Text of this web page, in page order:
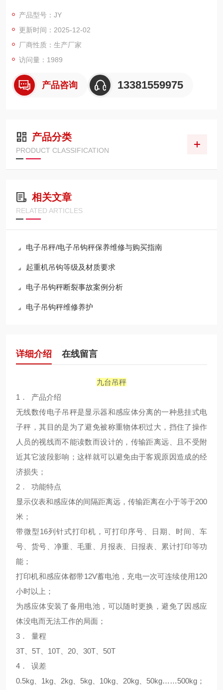
产品型号：JY
更新时间：2025-12-02
厂商性质：生产厂家
访问量：1989
产品咨询 13381559975
产品分类
PRODUCT CLASSIFICATION
相关文章
RELATED ARTICLES
电子吊秤/电子吊钩秤保养维修与购买指南
起重机吊钩等级及材质要求
电子吊钩秤断裂事故案例分析
电子吊钩秤维修养护
详细介绍 在线留言
九台吊秤
1． 产品介绍
无线数传电子吊秤是显示器和感应体分离的一种悬挂式电
子秤，其目的是为了避免被称重物体积过大，挡住了操作
人员的视线而不能读数而设计的，传输距离远、且不受附
近其它波段影响；这样就可以避免由于客观原因造成的经
济损失；
2． 功能特点
显示仪表和感应体的间隔距离远，传输距离在小于等于200
米；
带微型16列针式打印机，可打印序号、日期、时间、车
号、货号、净重、毛重、月报表、日报表、累计打印等功
能；
打印机和感应体都带12V蓄电池，充电一次可连续使用120
小时以上；
为感应体安装了备用电池，可以随时更换，避免了因感应
体没电而无法工作的局面；
3． 量程
3T、5T、10T、20、30T、50T
4． 误差
0.5kg、1kg、2kg、5kg、10kg、20kg、50kg……500kg；